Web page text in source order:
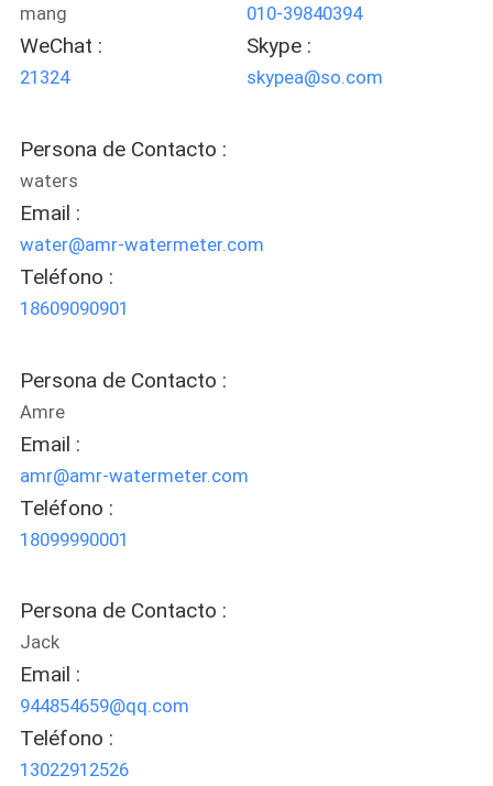
MAPA
DEL
POLÍTICA
DE
PRIVACIDAD
mang 010-39840394
WeChat :
21324
Skype :
skypea@so.com
Persona de Contacto :
waters
Email :
water@amr-watermeter.com
Teléfono :
18609090901
Persona de Contacto :
Amre
Email :
amr@amr-watermeter.com
Teléfono :
18099990001
Persona de Contacto :
Jack
Email :
944854659@qq.com
Teléfono :
13022912526